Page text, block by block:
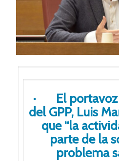
· El portavoz
del GPP, Luis
que “la
parte de la
problema